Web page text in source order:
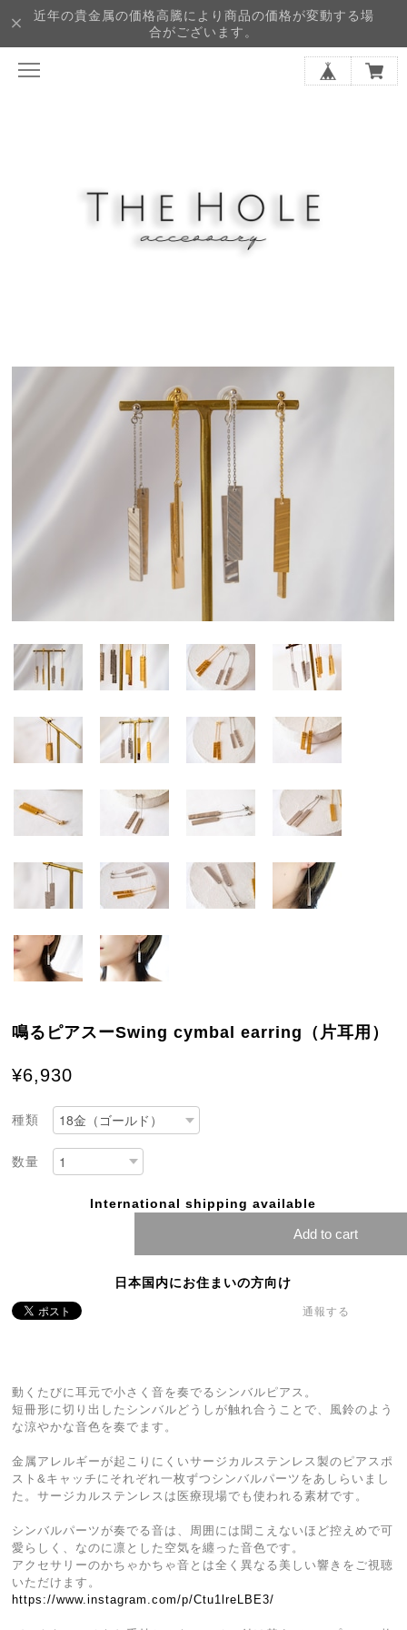
近年の貴金属の価格高騰により商品の価格が変動する場
合がございます。
鳴るピアスーSwing cymbal earring（片耳用）
¥6,930
種類
数量
International shipping available
Add to cart
日本国内にお住まいの方向け
通報する
動くたびに耳元で小さく音を奏でるシンバルピアス。
短冊形に切り出したシンバルどうしが触れ合うことで、風鈴のよう
な涼やかな音色を奏でます。
金属アレルギーが起こりにくいサージカルステンレス製のピアスポ
スト&キャッチにそれぞれ一枚ずつシンバルパーツをあしらいまし
た。サージカルステンレスは医療現場でも使われる素材です。
シンバルパーツが奏でる音は、周囲には聞こえないほど控えめで可
愛らしく、なのに凛とした空気を纏った音色です。
アクセサリーのかちゃかちゃ音とは全く異なる美しい響きをご視聴
いただけます。
https://www.instagram.com/p/Ctu1lreLBE3/